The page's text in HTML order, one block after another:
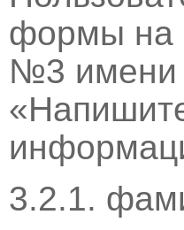
формы на
№3 имени
3.2.1.